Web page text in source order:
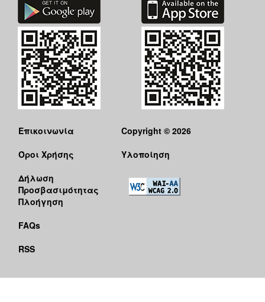
Επικοινωνία
Όροι Χρήσης
Δήλωση
Προσβασιμότητας
Πλοήγηση
FAQs
RSS
Copyright © 2026
Υλοποίηση